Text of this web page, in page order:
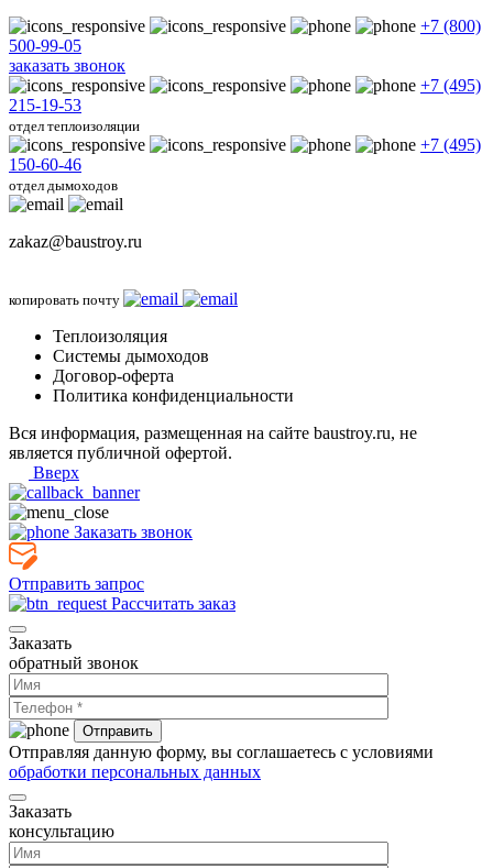
+7 (800)
500-99-05
заказать звонок
+7 (495)
215-19-53
отдел теплоизоляции
+7 (495)
150-60-46
отдел дымоходов
zakaz@baustroy.ru
копировать почту
Теплоизоляция
Системы дымоходов
Договор-оферта
Политика конфиденциальности
Вся информация, размещенная на сайте baustroy.ru, не
является публичной офертой.
Вверх
Заказать звонок
Отправить запрос
Рассчитать заказ
Заказать
обратный звонок
Отправляя данную форму, вы соглашаетесь с условиями
обработки персональных данных
Заказать
консультацию